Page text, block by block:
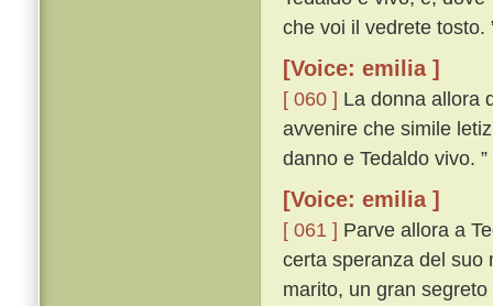
che voi il vedrete tosto.
[Voice: emilia ]
[ 060 ] La donna allora
avvenire che simile
danno e Tedaldo vivo. ”
[Voice: emilia ]
[ 061 ] Parve allora a
certa speranza del suo
marito, un gran